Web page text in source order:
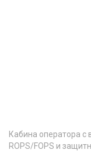
Кабина оператора с
ROPS/FOPS и